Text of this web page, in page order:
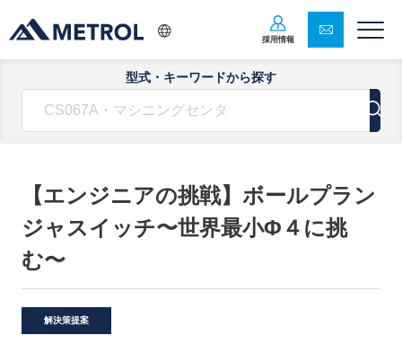
採用情報
型式・キーワードから探す
【エンジニアの挑戦】ボールプラン
ジャスイッチ〜世界最小Φ４に挑
む〜
解決策提案